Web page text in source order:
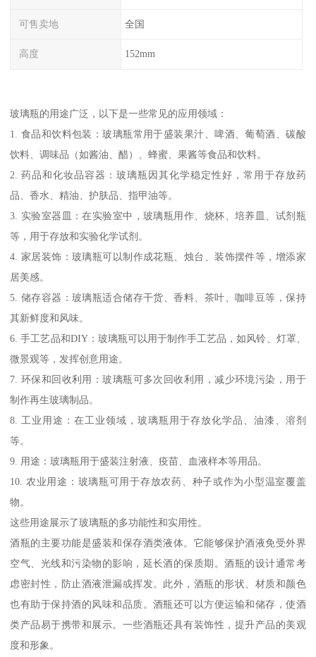
可售卖地 全国
高度 152mm
玻璃瓶的用途广泛，以下是一些常见的应用领域：
1. 食品和饮料包装：玻璃瓶常用于盛装果汁、啤酒、葡萄酒、碳酸
饮料、调味品（如酱油、醋）、蜂蜜、果酱等食品和饮料。
2. 药品和化妆品容器：玻璃瓶因其化学稳定性好，常用于存放药
品、香水、精油、护肤品、指甲油等。
3. 实验室器皿：在实验室中，玻璃瓶用作、烧杯、培养皿、试剂瓶
等，用于存放和实验化学试剂。
4. 家居装饰：玻璃瓶可以制作成花瓶、烛台、装饰摆件等，增添家
居美感。
5. 储存容器：玻璃瓶适合储存干货、香料、茶叶、咖啡豆等，保持
其新鲜度和风味。
6. 手工艺品和DIY：玻璃瓶可以用于制作手工艺品，如风铃、灯罩、
微景观等，发挥创意用途。
7. 环保和回收利用：玻璃瓶可多次回收利用，减少环境污染，用于
制作再生玻璃制品。
8. 工业用途：在工业领域，玻璃瓶用于存放化学品、油漆、溶剂
等。
9. 用途：玻璃瓶用于盛装注射液、疫苗、血液样本等用品。
10. 农业用途：玻璃瓶可用于存放农药、种子或作为小型温室覆盖
物。
这些用途展示了玻璃瓶的多功能性和实用性。
酒瓶的主要功能是盛装和保存酒类液体。它能够保护酒液免受外界
空气、光线和污染物的影响，延长酒的保质期。酒瓶的设计通常考
虑密封性，防止酒液泄漏或挥发。此外，酒瓶的形状、材质和颜色
也有助于保持酒的风味和品质。酒瓶还可以方便运输和储存，使酒
类产品易于携带和展示。一些酒瓶还具有装饰性，提升产品的美观
度和形象。